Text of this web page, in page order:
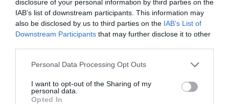
disclosure of your personal information by third parties on the
IAB’s list of downstream participants. This information may
also be disclosed by us to third parties on the IAB’s List of
Downstream Participants that may further disclose it to other
Personal Data Processing Opt Outs
I want to opt-out of the Sharing of my
personal data.
Opted In